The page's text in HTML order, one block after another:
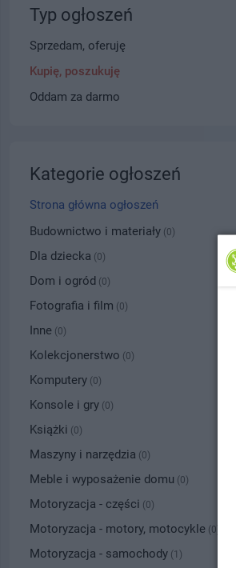
Typ ogłoszeń
Sprzedam, oferuję
Kupię, poszukuję
Oddam za darmo
Kategorie ogłoszeń
Strona główna ogłoszeń
Budownictwo i materiały (0)
Dla dziecka (0)
Dom i ogród (0)
Fotografia i film (0)
Inne (0)
Kolekcjonerstwo (0)
Komputery (0)
Konsole i gry (0)
Książki (0)
Maszyny i narzędzia (0)
Meble i wyposażenie domu (0)
Motoryzacja - części (0)
Motoryzacja - motory, motocykle (0)
Motoryzacja - samochody (1)